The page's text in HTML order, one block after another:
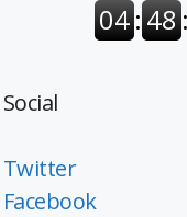
Social
Twitter
Facebook